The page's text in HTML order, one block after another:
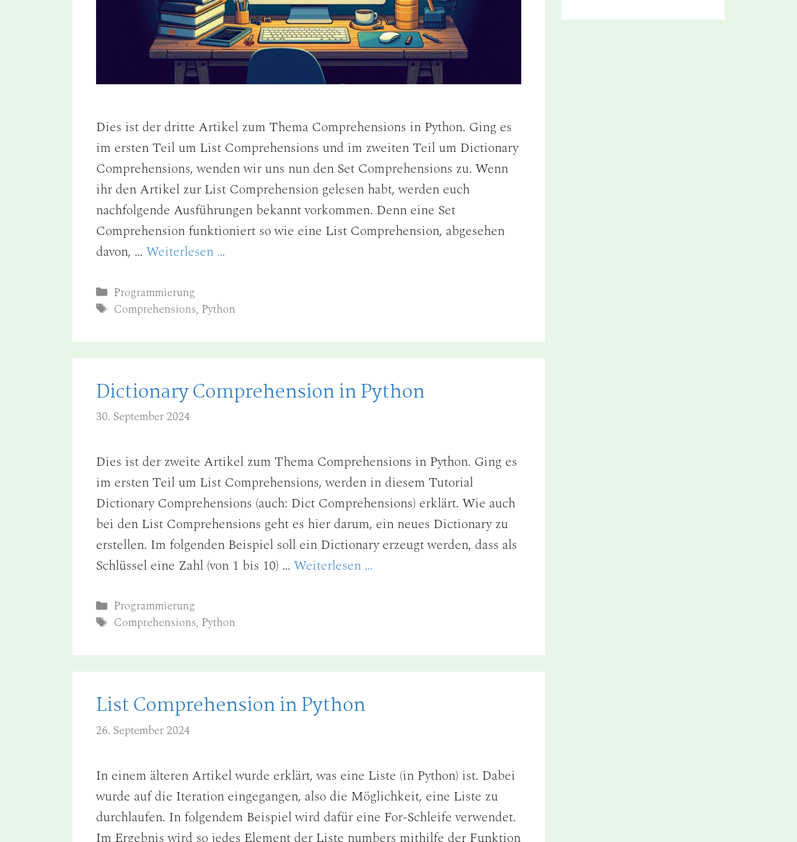
Dies ist der dritte Artikel zum Thema Comprehensions in Python. Ging es
im ersten Teil um List Comprehensions und im zweiten Teil um Dictionary
Comprehensions, wenden wir uns nun den Set Comprehensions zu. Wenn
ihr den Artikel zur List Comprehension gelesen habt, werden euch
nachfolgende Ausführungen bekannt vorkommen. Denn eine Set
Comprehension funktioniert so wie eine List Comprehension, abgesehen
davon, … Weiterlesen …
Kategorien
Programmierung
Schlagwörter
Comprehensions, Python
Dictionary Comprehension in Python
30. September 2024
Dies ist der zweite Artikel zum Thema Comprehensions in Python. Ging es
im ersten Teil um List Comprehensions, werden in diesem Tutorial
Dictionary Comprehensions (auch: Dict Comprehensions) erklärt. Wie auch
bei den List Comprehensions geht es hier darum, ein neues Dictionary zu
erstellen. Im folgenden Beispiel soll ein Dictionary erzeugt werden, dass als
Schlüssel eine Zahl (von 1 bis 10) … Weiterlesen …
Kategorien
Programmierung
Schlagwörter
Comprehensions, Python
List Comprehension in Python
26. September 2024
In einem älteren Artikel wurde erklärt, was eine Liste (in Python) ist. Dabei
wurde auf die Iteration eingegangen, also die Möglichkeit, eine Liste zu
durchlaufen. In folgendem Beispiel wird dafür eine For-Schleife verwendet.
Im Ergebnis wird so jedes Element der Liste numbers mithilfe der Funktion